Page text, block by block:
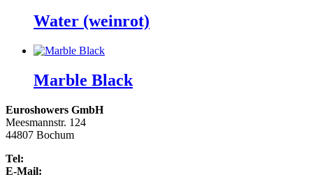
Water (weinrot)
Marble Black
Euroshowers GmbH
Meesmannstr. 124
44807 Bochum
Tel:
E-Mail: